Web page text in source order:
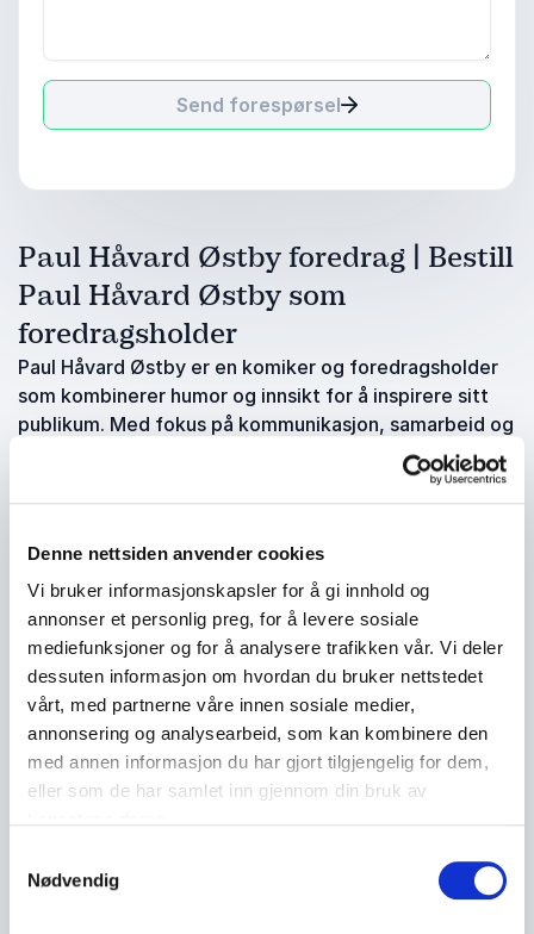
Denne nettsiden anvender cookies
Vi bruker informasjonskapsler for å gi innhold og
annonser et personlig preg, for å levere sosiale
mediefunksjoner og for å analysere trafikken vår. Vi deler
dessuten informasjon om hvordan du bruker nettstedet
vårt, med partnerne våre innen sosiale medier,
annonsering og analysearbeid, som kan kombinere den
med annen informasjon du har gjort tilgjengelig for dem,
eller som de har samlet inn gjennom din bruk av
Nødvendig
Send forespørsel
Paul Håvard Østby foredrag | Bestill
Paul Håvard Østby som
foredragsholder
Paul Håvard Østby er en komiker og foredragsholder
som kombinerer humor og innsikt for å inspirere sitt
publikum. Med fokus på kommunikasjon, samarbeid og
hvordan man kan finne glede i hverdagen, leverer han
underholdende og tankevekkende foredrag.
Paul Håvard Østby er en allsidig komiker og
kombinere humor med dype innsikter om
kommunikasjon, samarbeid og hvordan man kan finne
glede i hverdagen. Med mange års erfaring fra
standup-scenen og som tekstforfatter, har Østby en
naturlig evne til å engasjere sitt publikum og gjøre
komplekse temaer lett forståelige og morsomme. Han
bruker humor som et verktøy for å belyse viktige
temaer som hvordan vi kan forbedre kommunikasjon
og samarbeid, både på arbeidsplassen og i det daglige
Østbys foredrag er både underholdende og lærerike,